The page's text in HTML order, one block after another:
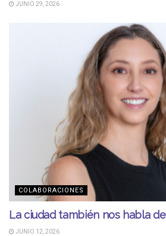
JUNIO 29, 2026
COLABORACIONES
La ciudad también nos habla
JUNIO 12, 2026